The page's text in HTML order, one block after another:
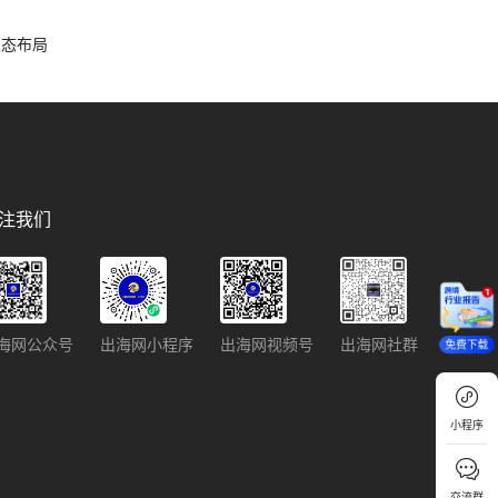
布局
免费下载
小程序
我们
网公众号 出海网小程序 出海网视频号 出海网社群